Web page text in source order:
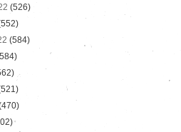
(526)
(584)